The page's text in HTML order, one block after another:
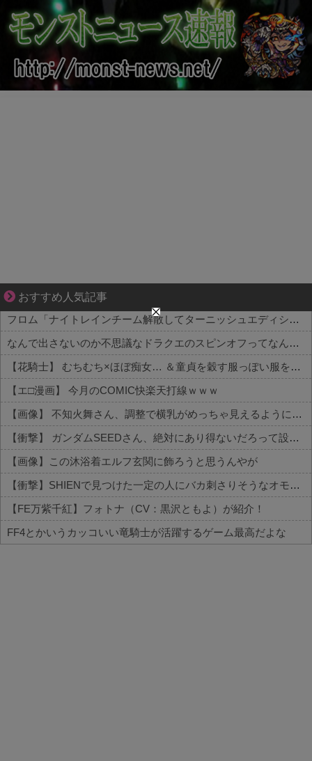
おすすめ人気記事
それは純愛か、それともストーカー疑惑か
フロム「ナイトレインチーム解散してターニッシュエディション完成させました」←これｗｗｗｗ
なんで出さないのか不思議なドラクエのスピンオフってなんかある？
【花騎士】 むちむち×ほぼ痴女… ＆童貞を穀す服っぽい服をきたホウオウボクへの反応！！！
【エ□漫画】 今月のCOMIC快楽天打線ｗｗｗ
【画像】 不知火舞さん、調整で横乳がめっちゃ見えるようになるｗｗｗｗｗｗ
【衝撃】 ガンダムSEEDさん、絶対にあり得ないだろって設定がこちらｗｗｗ
【画像】この沐浴着エルフ玄関に飾ろうと思うんやが
【衝撃】SHIENで見つけた一定の人にバカ刺さりそうなオモチャがコチラｗｗｗｗｗｗ
【FE万紫千紅】フォトナ（CV：黒沢ともよ）が紹介！
FF4とかいうカッコいい竜騎士が活躍するゲーム最高だよな